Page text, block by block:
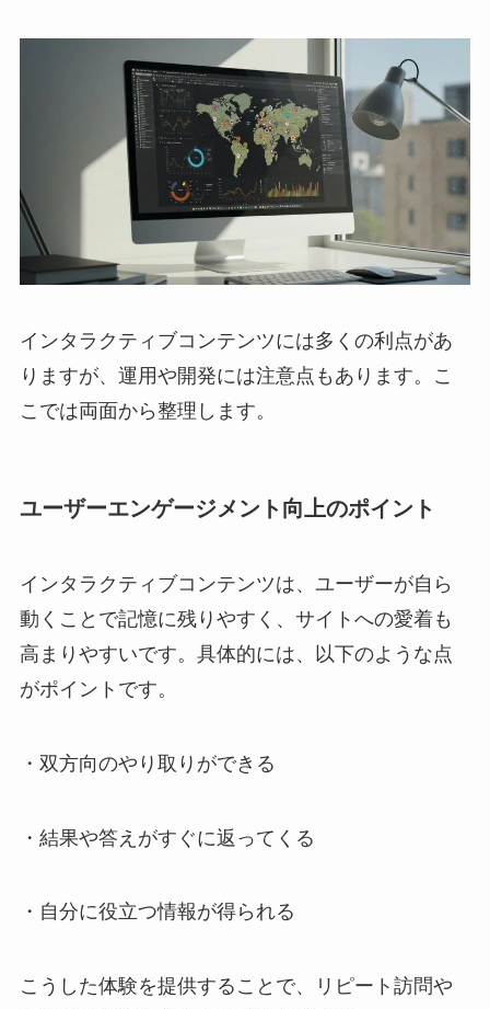
インタラクティブコンテンツには多くの利点があ
りますが、運用や開発には注意点もあります。こ
こでは両面から整理します。
ユーザーエンゲージメント向上のポイント
インタラクティブコンテンツは、ユーザーが自ら
動くことで記憶に残りやすく、サイトへの愛着も
高まりやすいです。具体的には、以下のような点
がポイントです。
・双方向のやり取りができる
・結果や答えがすぐに返ってくる
・自分に役立つ情報が得られる
こうした体験を提供することで、リピート訪問や